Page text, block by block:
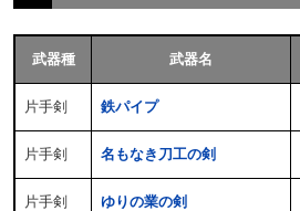
武器種 武器名
片手剣 鉄パイプ
片手剣 名もなき刀工の剣
片手剣 ゆりの業の剣